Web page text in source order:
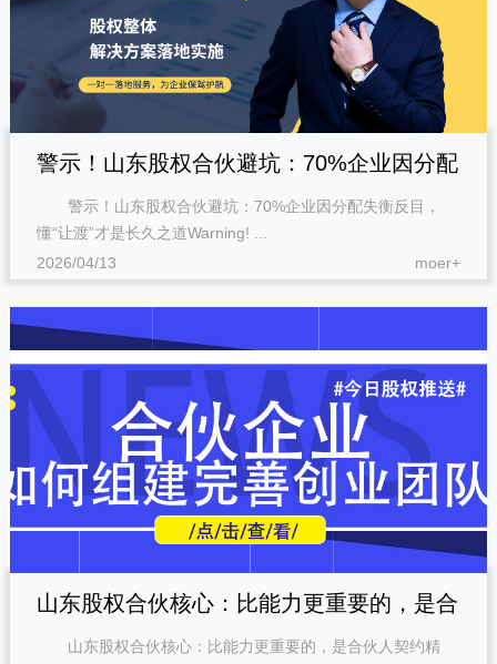
警示！山东股权合伙避坑：70%企业因分配
失衡反目，懂“让渡”才是长久之道
警示！山东股权合伙避坑：70%企业因分配失衡反目，
懂“让渡”才是长久之道Warning! ...
2026/04/13
moer+
山东股权合伙核心：比能力更重要的，是合
山东股权合伙核心：比能力更重要的，是合伙人契约精